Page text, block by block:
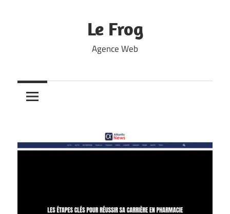
Le Frog
Agence Web